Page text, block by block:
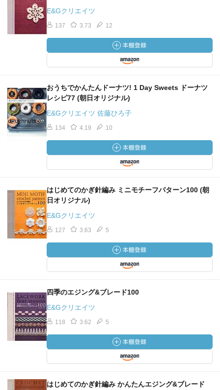
E&Gクリエイツ
137 3.73 12
おうちでかんたんドーナツ! 1 Day Sweets ドーナツ
レシピ77 (朝日オリジナル)
E&Gクリエイツ 佐藤ひろ子
134 4.19 10
はじめてのかぎ針編み ミニモチーフパターン100 (朝
日オリジナル)
E&Gクリエイツ
127 3.63 5
四季のエジング&ブレード100
E&Gクリエイツ
118 3.62 5
はじめてのかぎ針編み かんたんエジング&ブレード